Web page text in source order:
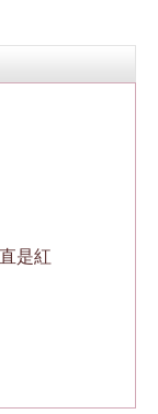
是紅